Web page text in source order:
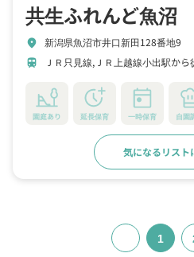
共生ふれんど魚沼
location_on 新潟県魚沼市井口新田128番地9
train ＪＲ只見線,ＪＲ上越線小出駅か
園庭あり 延長保育 一時保育 自園
気になるリスト
1